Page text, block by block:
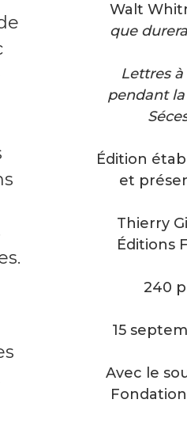
Walt
que
Lettres
pendant
Édition
et
Thierry
Éditions
240
15
Avec le